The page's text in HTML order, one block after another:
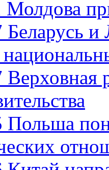
Молдова
Беларусь
Верховная
Польша